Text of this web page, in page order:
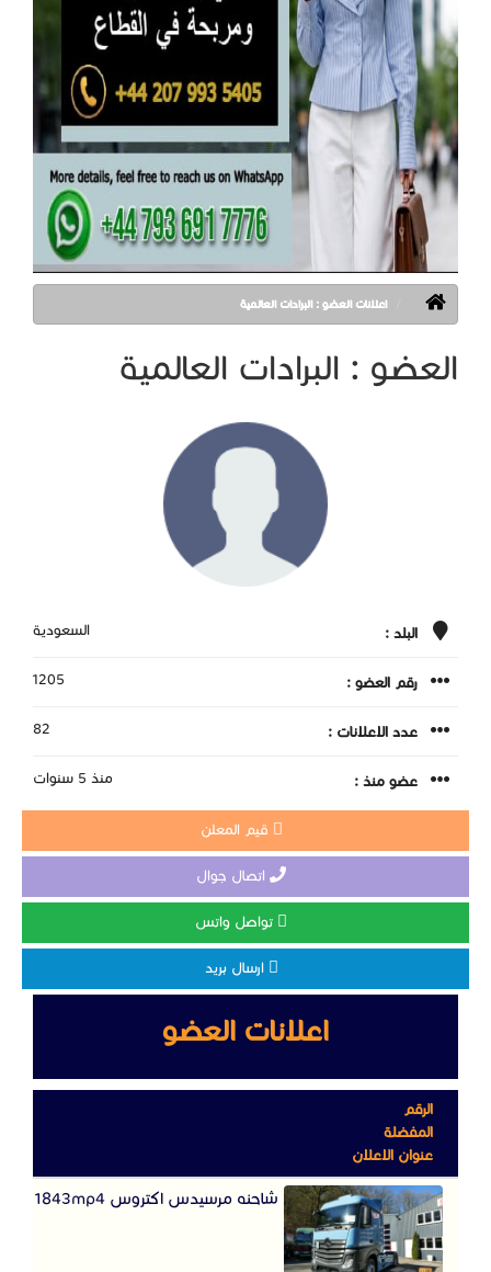
اعلانات العضو : البرادات العالمية
العضو : البرادات العالمية
البلد : السعودية
رقم العضو : 1205
عدد الاعلانات : 82
عضو منذ : منذ 5 سنوات
قيم المعلن
اتصال جوال
تواصل واتس
ارسال بريد
اعلانات العضو
الرقم
المفضلة
عنوان الاعلان
شاحنه مرسيدس اكتروس 1843mp4